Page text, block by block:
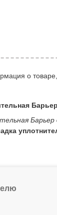
о товаре,